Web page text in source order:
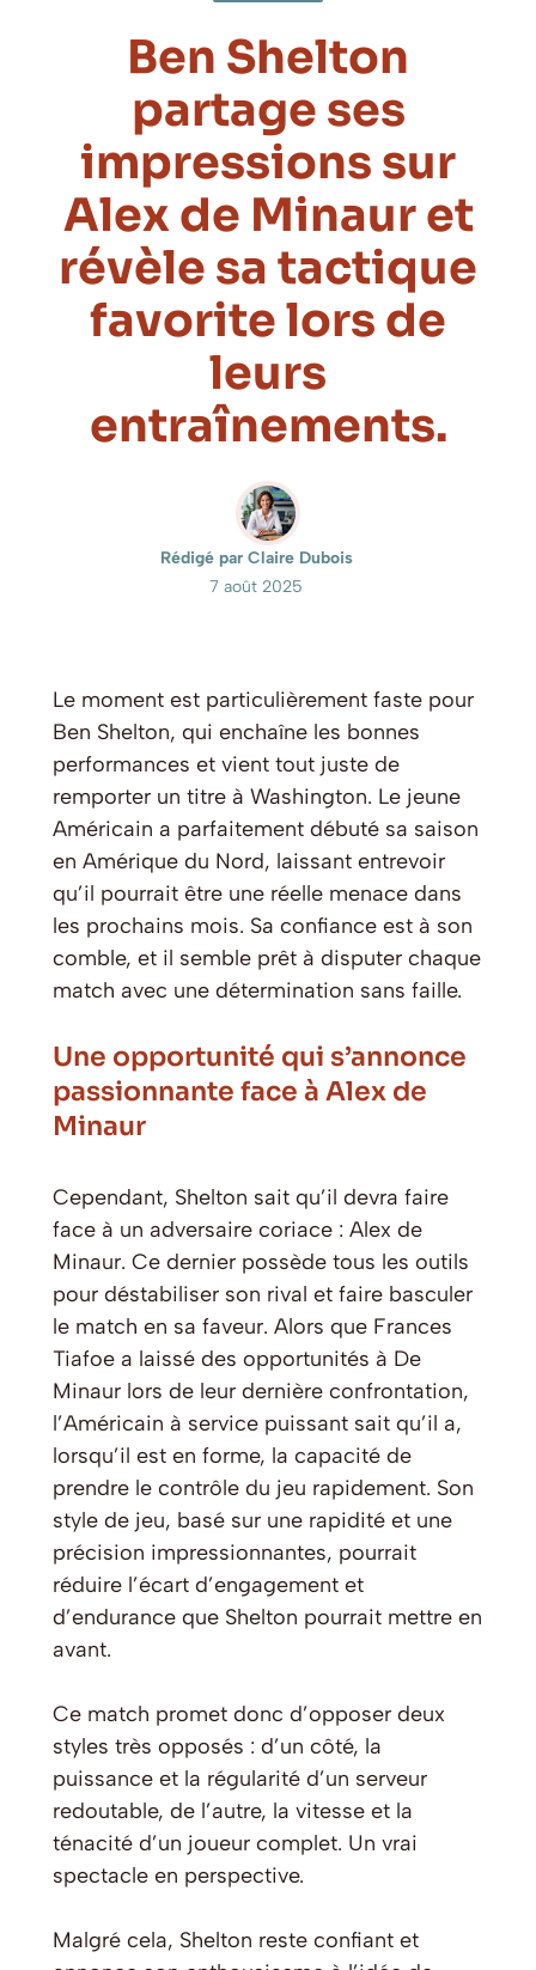
Ben Shelton
partage ses
impressions sur
Alex de Minaur et
révèle sa tactique
favorite lors de
leurs
entraînements.
Rédigé par Claire Dubois
7 août 2025
Le moment est particulièrement faste pour
Ben Shelton, qui enchaîne les bonnes
performances et vient tout juste de
remporter un titre à Washington. Le jeune
Américain a parfaitement débuté sa saison
en Amérique du Nord, laissant entrevoir
qu’il pourrait être une réelle menace dans
les prochains mois. Sa confiance est à son
comble, et il semble prêt à disputer chaque
match avec une détermination sans faille.
Une opportunité qui s’annonce
passionnante face à Alex de
Minaur
Cependant, Shelton sait qu’il devra faire
face à un adversaire coriace : Alex de
Minaur. Ce dernier possède tous les outils
pour déstabiliser son rival et faire basculer
le match en sa faveur. Alors que Frances
Tiafoe a laissé des opportunités à De
Minaur lors de leur dernière confrontation,
l’Américain à service puissant sait qu’il a,
lorsqu’il est en forme, la capacité de
prendre le contrôle du jeu rapidement. Son
style de jeu, basé sur une rapidité et une
précision impressionnantes, pourrait
réduire l’écart d’engagement et
d’endurance que Shelton pourrait mettre en
avant.
Ce match promet donc d’opposer deux
styles très opposés : d’un côté, la
puissance et la régularité d’un serveur
redoutable, de l’autre, la vitesse et la
ténacité d’un joueur complet. Un vrai
spectacle en perspective.
Malgré cela, Shelton reste confiant et